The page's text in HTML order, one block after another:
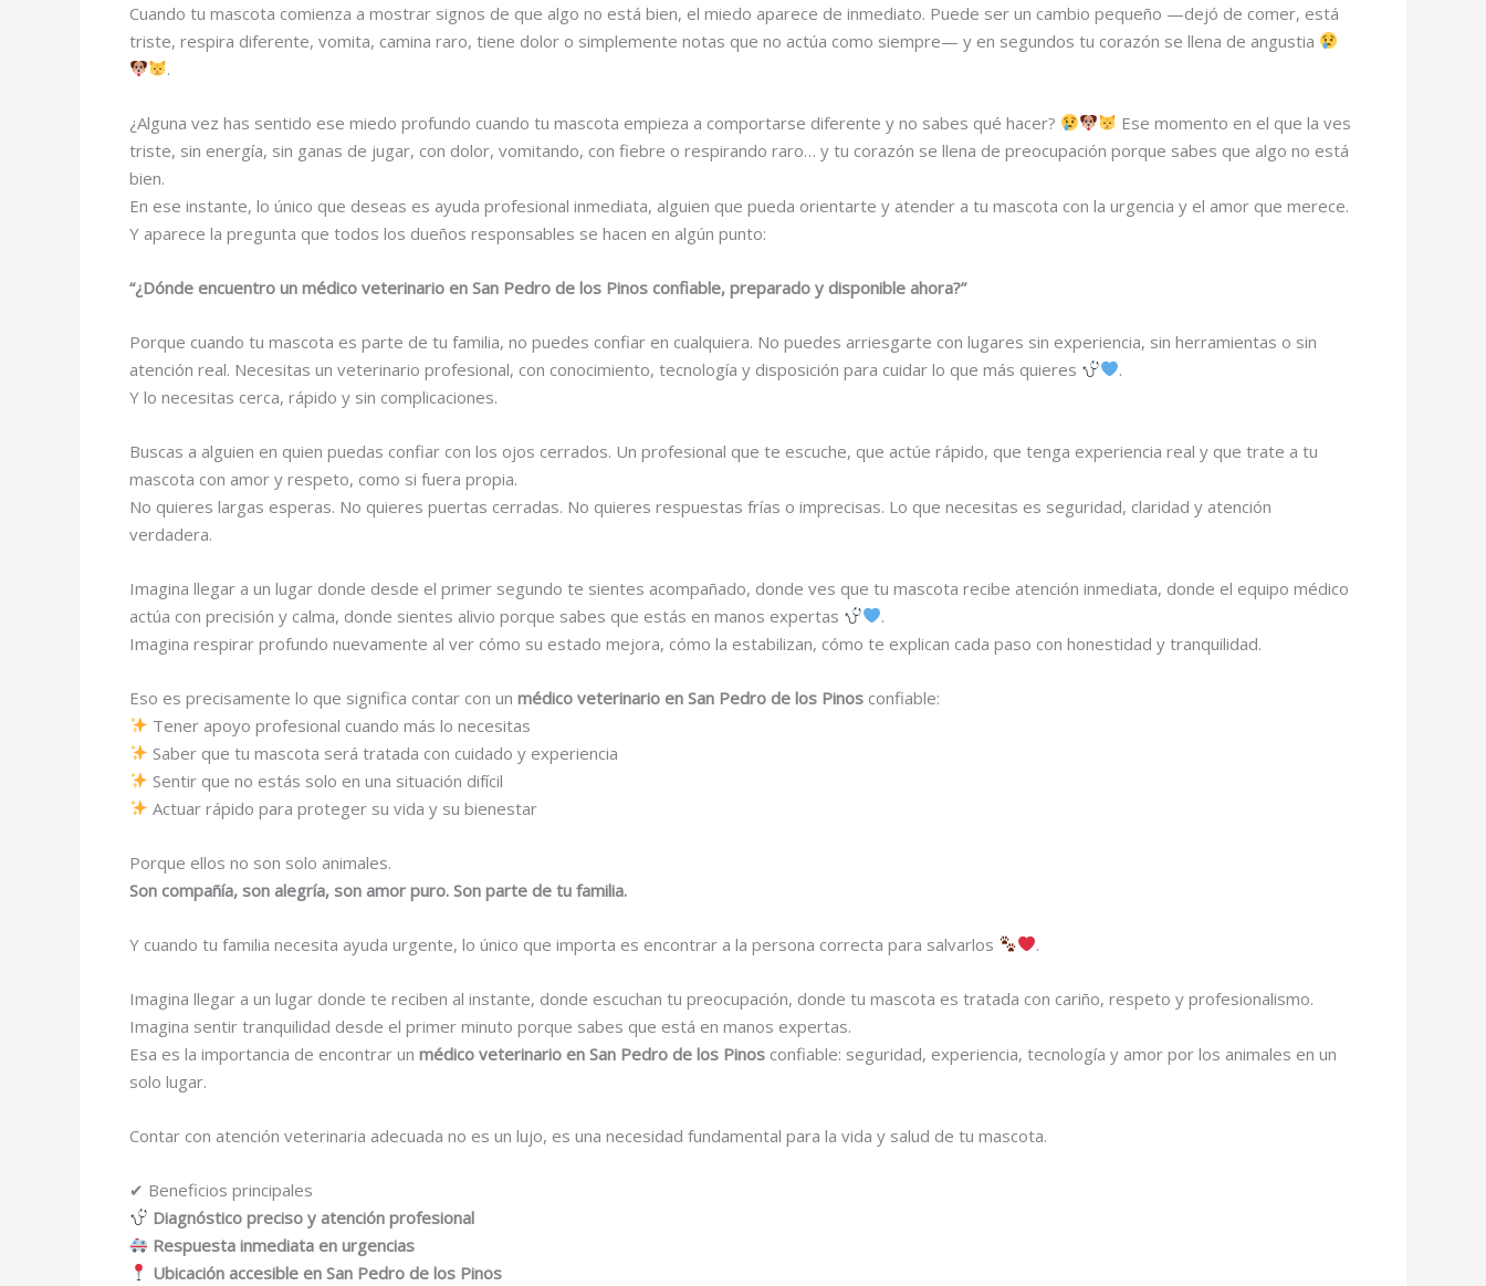
Cuando tu mascota comienza a mostrar signos de que algo no está bien, el miedo aparece de inmediato. Puede ser un cambio pequeño —dejó de comer, está
triste, respira diferente, vomita, camina raro, tiene dolor o simplemente notas que no actúa como siempre— y en segundos tu corazón se llena de angustia
.
¿Alguna vez has sentido ese miedo profundo cuando tu mascota empieza a comportarse diferente y no sabes qué hacer?
Ese momento en el que la ves
triste, sin energía, sin ganas de jugar, con dolor, vomitando, con fiebre o respirando raro… y tu corazón se llena de preocupación porque sabes que algo no está
bien.
En ese instante, lo único que deseas es ayuda profesional inmediata, alguien que pueda orientarte y atender a tu mascota con la urgencia y el amor que merece.
Y aparece la pregunta que todos los dueños responsables se hacen en algún punto:
“¿Dónde encuentro un médico veterinario en San Pedro de los Pinos confiable, preparado y disponible ahora?”
Porque cuando tu mascota es parte de tu familia, no puedes confiar en cualquiera. No puedes arriesgarte con lugares sin experiencia, sin herramientas o sin
atención real. Necesitas un veterinario profesional, con conocimiento, tecnología y disposición para cuidar lo que más quieres
.
Y lo necesitas cerca, rápido y sin complicaciones.
Buscas a alguien en quien puedas confiar con los ojos cerrados. Un profesional que te escuche, que actúe rápido, que tenga experiencia real y que trate a tu
mascota con amor y respeto, como si fuera propia.
No quieres largas esperas. No quieres puertas cerradas. No quieres respuestas frías o imprecisas. Lo que necesitas es seguridad, claridad y atención
verdadera.
Imagina llegar a un lugar donde desde el primer segundo te sientes acompañado, donde ves que tu mascota recibe atención inmediata, donde el equipo médico
actúa con precisión y calma, donde sientes alivio porque sabes que estás en manos expertas
.
Imagina respirar profundo nuevamente al ver cómo su estado mejora, cómo la estabilizan, cómo te explican cada paso con honestidad y tranquilidad.
Eso es precisamente lo que significa contar con un médico veterinario en San Pedro de los Pinos confiable:
Tener apoyo profesional cuando más lo necesitas
Saber que tu mascota será tratada con cuidado y experiencia
Sentir que no estás solo en una situación difícil
Actuar rápido para proteger su vida y su bienestar
Porque ellos no son solo animales.
Son compañía, son alegría, son amor puro. Son parte de tu familia.
Y cuando tu familia necesita ayuda urgente, lo único que importa es encontrar a la persona correcta para salvarlos .
Imagina llegar a un lugar donde te reciben al instante, donde escuchan tu preocupación, donde tu mascota es tratada con cariño, respeto y profesionalismo.
Imagina sentir tranquilidad desde el primer minuto porque sabes que está en manos expertas.
Esa es la importancia de encontrar un médico veterinario en San Pedro de los Pinos confiable: seguridad, experiencia, tecnología y amor por los animales en un
solo lugar.
Contar con atención veterinaria adecuada no es un lujo, es una necesidad fundamental para la vida y salud de tu mascota.
✔ Beneficios principales
Diagnóstico preciso y atención profesional
Respuesta inmediata en urgencias
Ubicación accesible en San Pedro de los Pinos